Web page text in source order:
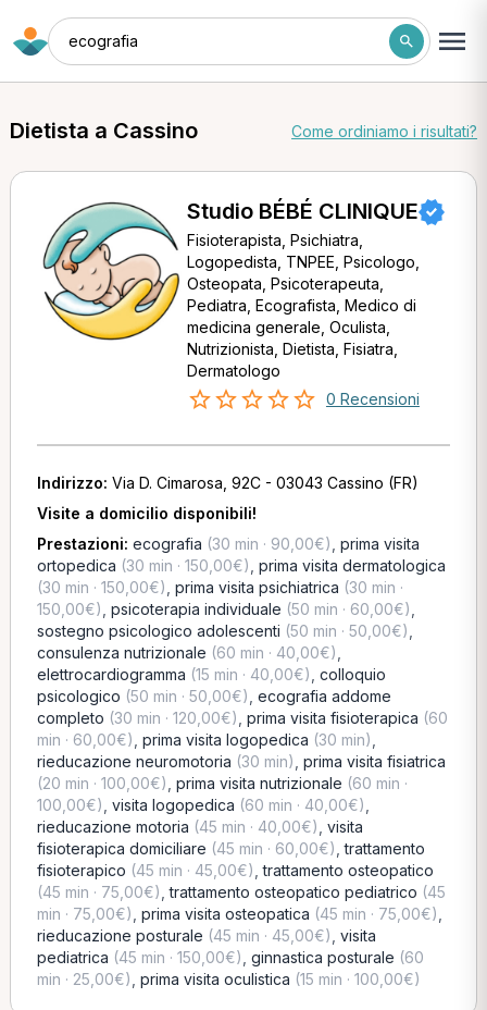
ecografia
Dietista a Cassino Come ordiniamo i risultati?
Studio BÉBÉ CLINIQUE
Fisioterapista, Psichiatra,
Logopedista, TNPEE, Psicologo,
Osteopata, Psicoterapeuta,
Pediatra, Ecografista, Medico di
medicina generale, Oculista,
Nutrizionista, Dietista, Fisiatra,
Dermatologo
0 Recensioni
Indirizzo: Via D. Cimarosa, 92C - 03043 Cassino (FR)
Visite a domicilio disponibili!
Prestazioni: ecografia (30 min · 90,00€) prima visita
ortopedica (30 min · 150,00€) prima visita dermatologica
(30 min · 150,00€) prima visita psichiatrica (30 min ·
150,00€) psicoterapia individuale (50 min · 60,00€)
sostegno psicologico adolescenti (50 min · 50,00€)
consulenza nutrizionale (60 min · 40,00€)
elettrocardiogramma (15 min · 40,00€) colloquio
psicologico (50 min · 50,00€) ecografia addome
completo (30 min · 120,00€) prima visita fisioterapica (60
min · 60,00€) prima visita logopedica (30 min)
rieducazione neuromotoria (30 min) prima visita fisiatrica
(20 min · 100,00€) prima visita nutrizionale (60 min ·
100,00€) visita logopedica (60 min · 40,00€)
rieducazione motoria (45 min · 40,00€) visita
fisioterapica domiciliare (45 min · 60,00€) ,trattamento
fisioterapico (45 min · 45,00€) ,trattamento osteopatico
(45 min · 75,00€) ,trattamento osteopatico pediatrico (45
min · 75,00€) prima visita osteopatica (45 min · 75,00€)
rieducazione posturale (45 min · 45,00€) visita
pediatrica (45 min · 150,00€) ginnastica posturale (60
min · 25,00€) prima visita oculistica (15 min · 100,00€)